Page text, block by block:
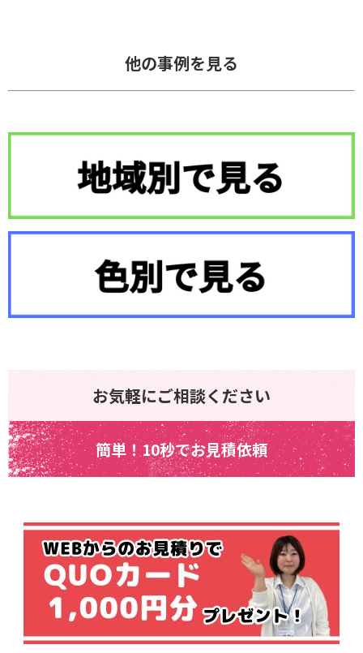
他の事例を見る
お気軽にご相談ください
簡単！10秒でお見積依頼